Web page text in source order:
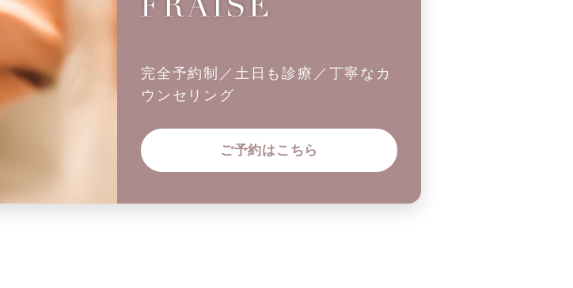
完全予約制／土日も診療／丁寧なカ
ウンセリング
ご予約はこちら